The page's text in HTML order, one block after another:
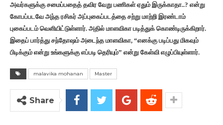
அவர்களுக்கு சமைப்பதைத் தவிர வேறு பணிகள் ஏதும் இருக்காதா..? என்று
கோபப்படவே அந்த ரசிகர் அப்புகைப்படத்தை சற்று மாற்றி இரண்டாம்
புகைப்படம் வெளியிட்டுள்ளார். அதில் மாளவிகா படித்துக் கொண்டிருக்கிறார்.
இதைப் பார்த்து சந்தோஷம் அடைந்த மாளவிகா, “எனக்கு படிப்பது மிகவும்
பிடிக்கும் என்று உங்களுக்கு எப்படி தெரியும்” என்று கேள்வி எழுப்பியுள்ளார்.
malavika mohanan Master
Share